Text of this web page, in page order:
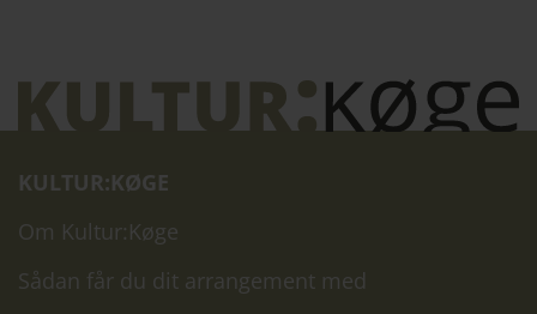
KULTUR:KØGE
Om Kultur:Køge
Sådan får du dit arrangement med